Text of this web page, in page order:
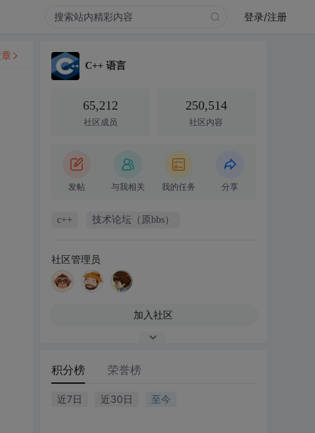
登录/注册
C++ 语言
65,212
社区成员
250,514
社区内容
发帖 与我相关 我的任务 分享
c++ 技术论坛（原bbs）
社区管理员
加入社区
积分榜 荣誉榜
近7日 近30日 至今